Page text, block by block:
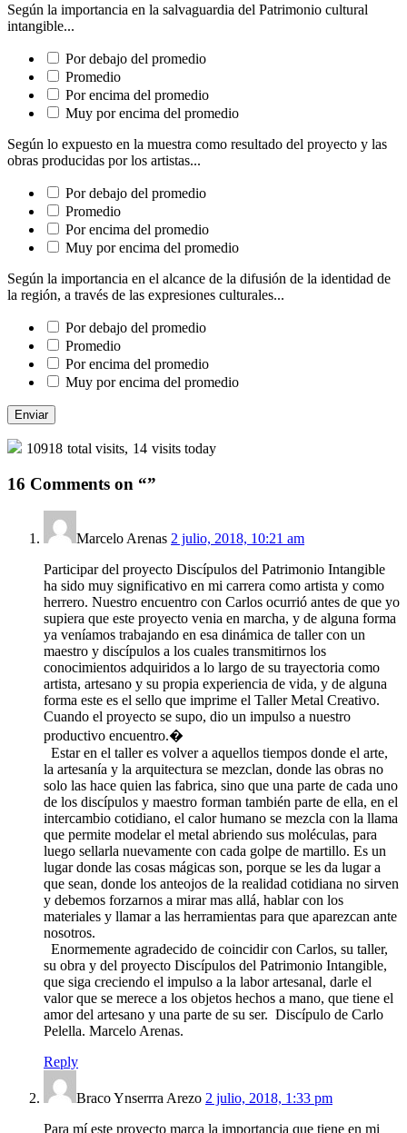
Según la importancia en la salvaguardia del Patrimonio cultural
intangible...
Por debajo del promedio
Promedio
Por encima del promedio
Muy por encima del promedio
Según lo expuesto en la muestra como resultado del proyecto y las
obras producidas por los artistas...
Por debajo del promedio
Promedio
Por encima del promedio
Muy por encima del promedio
Según la importancia en el alcance de la difusión de la identidad de
la región, a través de las expresiones culturales...
Por debajo del promedio
Promedio
Por encima del promedio
Muy por encima del promedio
10918 total visits, 14 visits today
16 Comments on “”
Marcelo Arenas 2 julio, 2018, 10:21 am
Participar del proyecto Discípulos del Patrimonio Intangible
ha sido muy significativo en mi carrera como artista y como
herrero. Nuestro encuentro con Carlos ocurrió antes de que yo
supiera que este proyecto venia en marcha, y de alguna forma
ya veníamos trabajando en esa dinámica de taller con un
maestro y discípulos a los cuales transmitirnos los
conocimientos adquiridos a lo largo de su trayectoria como
artista, artesano y su propia experiencia de vida, y de alguna
forma este es el sello que imprime el Taller Metal Creativo.
Cuando el proyecto se supo, dio un impulso a nuestro
productivo encuentro.�
Estar en el taller es volver a aquellos tiempos donde el arte,
la artesanía y la arquitectura se mezclan, donde las obras no
solo las hace quien las fabrica, sino que una parte de cada uno
de los discípulos y maestro forman también parte de ella, en el
intercambio cotidiano, el calor humano se mezcla con la llama
que permite modelar el metal abriendo sus moléculas, para
luego sellarla nuevamente con cada golpe de martillo. Es un
lugar donde las cosas mágicas son, porque se les da lugar a
que sean, donde los anteojos de la realidad cotidiana no sirven
y debemos forzarnos a mirar mas allá, hablar con los
materiales y llamar a las herramientas para que aparezcan ante
nosotros.
Enormemente agradecido de coincidir con Carlos, su taller,
su obra y del proyecto Discípulos del Patrimonio Intangible,
que siga creciendo el impulso a la labor artesanal, darle el
valor que se merece a los objetos hechos a mano, que tiene el
amor del artesano y una parte de su ser. Discípulo de Carlo
Pelella. Marcelo Arenas.
Reply
Braco Ynserrra Arezo 2 julio, 2018, 1:33 pm
Para mí este proyecto marca la importancia que tiene en mi